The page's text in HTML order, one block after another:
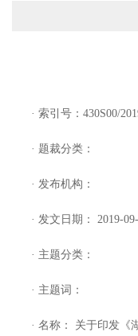
· 索引号： 430S00/
· 题裁分类：
· 发布机构：
· 发文日期： 2019-
· 主题分类：
· 主题词：
· 名称： 关于印发《